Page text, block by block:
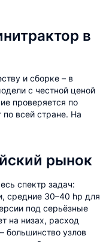
в
и сборке – в
с честной ценой
проверяется по
по всей стране. На
рынок
спектр задач:
средние 30–40 hp для
под серьёзные
на низах, расход
большинство узлов